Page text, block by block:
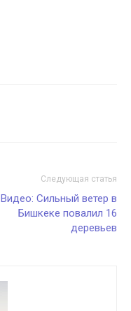
Следующая статья
Видео: Сильный ветер в
Бишкеке повалил 16
деревьев